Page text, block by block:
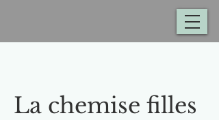
La chemise filles